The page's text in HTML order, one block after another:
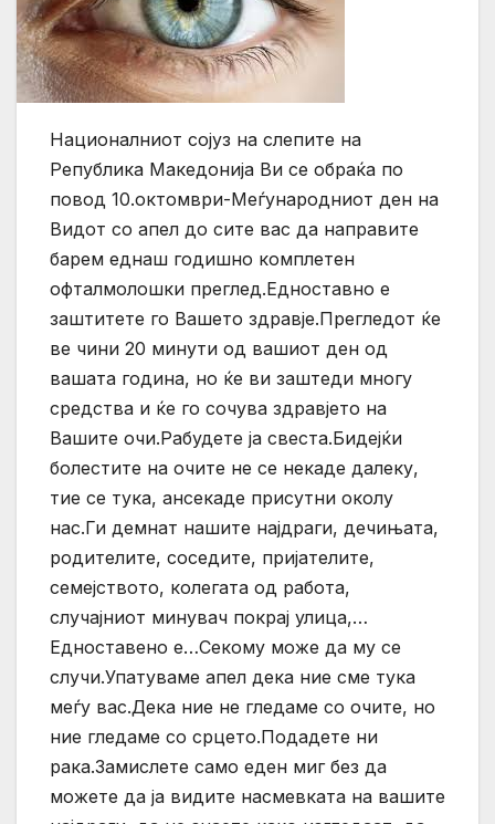
Националниот сојуз на слепите на
Република Македонија Ви се обраќа по
повод 10.октомври-Меѓународниот ден на
Видот со апел до сите вас да направите
барем еднаш годишно комплетен
офталмолошки преглед.Едноставно е
заштитете го Вашето здравје.Прегледот ќе
ве чини 20 минути од вашиот ден од
вашата година, но ќе ви заштеди многу
средства и ќе го сочува здравјето на
Вашите очи.Рабудете ја свеста.Бидејќи
болестите на очите не се некаде далеку,
тие се тука, ансекаде присутни околу
нас.Ги демнат нашите најдраги, дечињата,
родителите, соседите, пријателите,
семејството, колегата од работа,
случајниот минувач покрај улица,…
Едноставено е…Секому може да му се
случи.Упатуваме апел дека ние сме тука
меѓу вас.Дека ние не гледаме со очите, но
ние гледаме со срцето.Подадете ни
рака.Замислете само еден миг без да
можете да ја видите насмевката на вашите